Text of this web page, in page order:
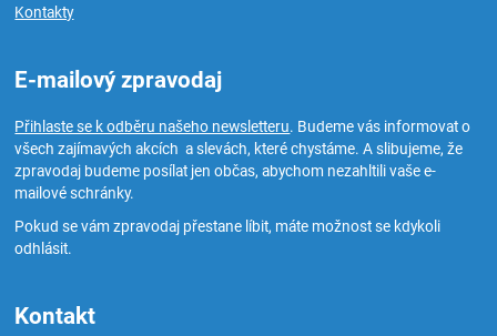
Kontakty
E-mailový zpravodaj
Přihlaste se k odběru našeho newsletteru. Budeme vás informovat o
všech zajímavých akcích a slevách, které chystáme. A slibujeme, že
zpravodaj budeme posílat jen občas, abychom nezahltili vaše e-
mailové schránky.
Pokud se vám zpravodaj přestane líbit, máte možnost se kdykoli
odhlásit.
Kontakt